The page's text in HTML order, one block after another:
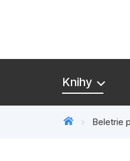
Knihy
Beletrie